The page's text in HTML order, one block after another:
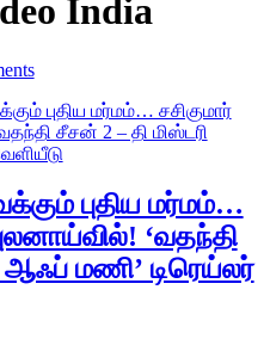
India
புதிய மர்மம்…
‘வதந்தி
ஆஃப் மணி’ டிரெய்லர்